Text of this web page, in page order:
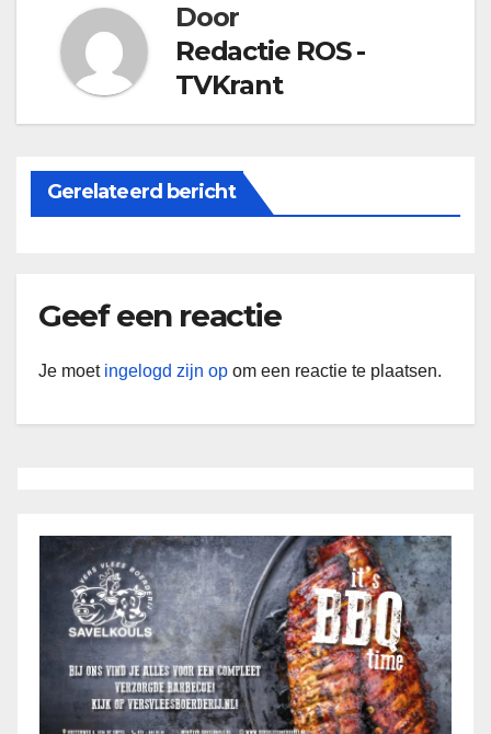
Door
Redactie ROS -
TVKrant
Gerelateerd bericht
Geef een reactie
Je moet ingelogd zijn op om een reactie te plaatsen.